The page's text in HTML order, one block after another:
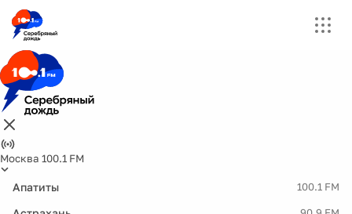
Москва 100.1 FM
Апатиты 100.1 FM